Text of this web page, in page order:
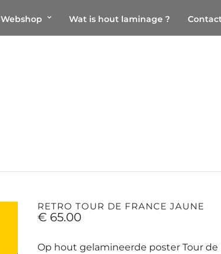
Webshop Wat is hout laminage ?
RETRO TOUR DE FRANCE JAUNE
€ 65.00
Op hout gelamineerde poster Tour de